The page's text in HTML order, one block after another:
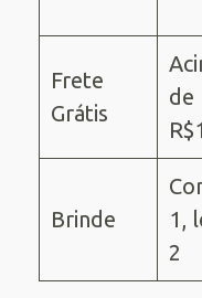
Frete
Grátis
de
Brinde
1,
2